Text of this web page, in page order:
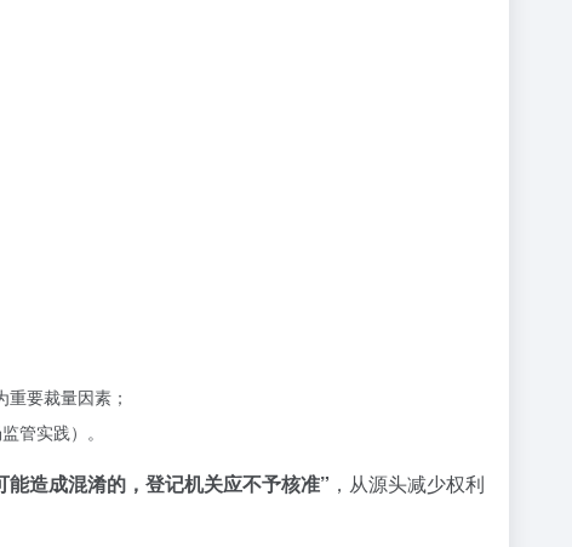
要裁量因素；
管实践）。
造成混淆的，登记机关应不予核准” ，从源头减少权利